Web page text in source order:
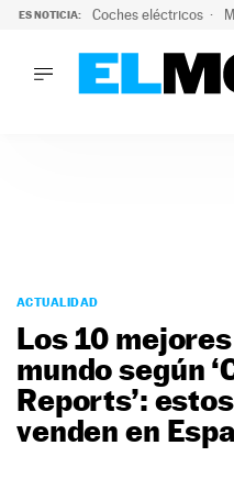
ES NOTICIA: Coches eléctricos
PODCAST
MOTOS
TECNOLOGÍA
SUPERCOCHES
ACTUALIDAD
Los 10
mundo según
Reports’:
venden en